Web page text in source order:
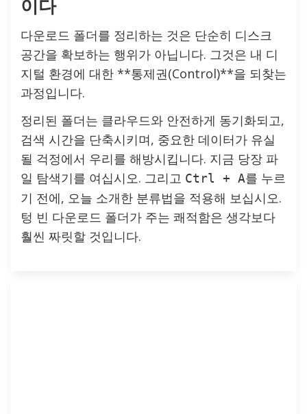
이다
다운로드 폴더를 정리하는 것은 단순히 디스크
공간을 확보하는 행위가 아닙니다. 그것은 내 디
지털 환경에 대한 **통제권(Control)**을 되찾는
과정입니다.
정리된 폴더는 클라우드와 안전하게 동기화되고,
검색 시간을 단축시키며, 중요한 데이터가 유실
될 걱정에서 우리를 해방시킵니다. 지금 당장 파
일 탐색기를 여십시오. 그리고 Ctrl + A를 누르
기 전에, 오늘 소개한 분류법을 적용해 보십시오.
텅 빈 다운로드 폴더가 주는 쾌적함은 생각보다
훨씬 짜릿할 것입니다.